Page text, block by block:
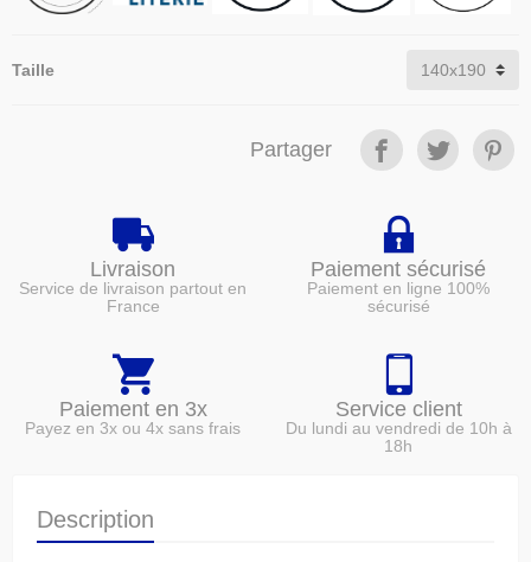
Taille
Partager
Livraison
Service de livraison partout en
France
Paiement sécurisé
Paiement en ligne 100%
sécurisé
Paiement en 3x
Payez en 3x ou 4x sans frais
Service client
Du lundi au vendredi de 10h à
18h
Description